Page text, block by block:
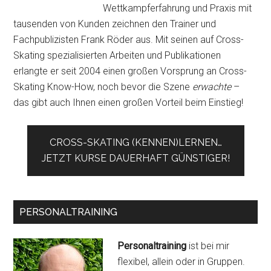
Wettkampferfahrung und Praxis mit
tausenden von Kunden zeichnen den Trainer und
Fachpublizisten Frank Röder aus. Mit seinen auf Cross-
Skating spezialisierten Arbeiten und Publikationen
erlangte er seit 2004 einen großen Vorsprung an Cross-
Skating Know-How, noch bevor die Szene erwachte–
das gibt auch Ihnen einen großen Vorteil beim Einstieg!
CROSS-SKATING (KENNEN)LERNEN…
JETZT KURSE DAUERHAFT GÜNSTIGER!
PERSONALTRAINING
Personaltraining ist bei mir
flexibel, allein oder in Gruppen.